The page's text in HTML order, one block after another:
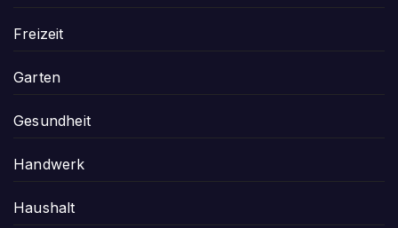
Freizeit
Garten
Gesundheit
Handwerk
Haushalt